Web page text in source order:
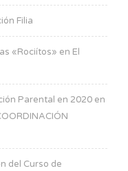
Filia
«Rociítos» en El
Parental en 2020 en
del Curso de